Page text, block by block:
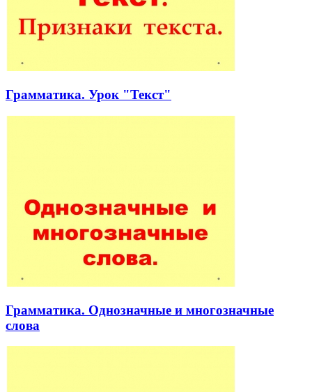
Грамматика. Урок "Текст"
Грамматика. Однозначные и многозначные
слова